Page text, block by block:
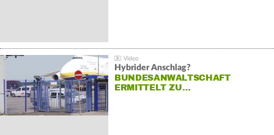
Hybrider Anschlag?
BUNDESANWALTSCHAFT
ERMITTELT ZU…